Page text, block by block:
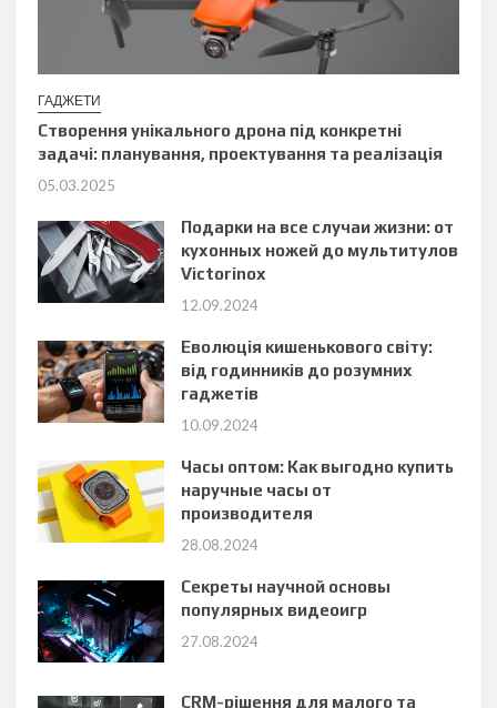
ГАДЖЕТИ
Створення унікального дрона під конкретні
задачі: планування, проектування та реалізація
05.03.2025
Подарки на все случаи жизни: от
кухонных ножей до мультитулов
Victorinox
12.09.2024
Еволюція кишенькового світу:
від годинників до розумних
гаджетів
10.09.2024
Часы оптом: Как выгодно купить
наручные часы от
производителя
28.08.2024
Секреты научной основы
популярных видеоигр
27.08.2024
CRM-рішення для малого та